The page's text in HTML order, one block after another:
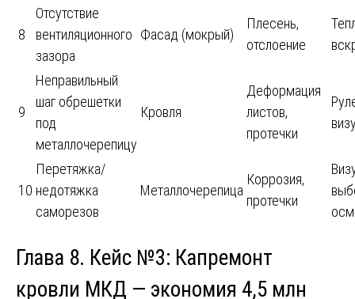
8
Отсутствие
вентиляционного
зазора
Фасад (мокрый)
Плесень,
отслоение
9
Неправильный
шаг обрешетки
под
металлочерепицу
Кровля
Деформация
листов,
протечки
10
Перетяжка/
недотяжка
саморезов
Металлочерепица
Коррозия,
протечки
Глава 8. Кейс №3: Капремонт
кровли МКД — экономия 4,5 млн